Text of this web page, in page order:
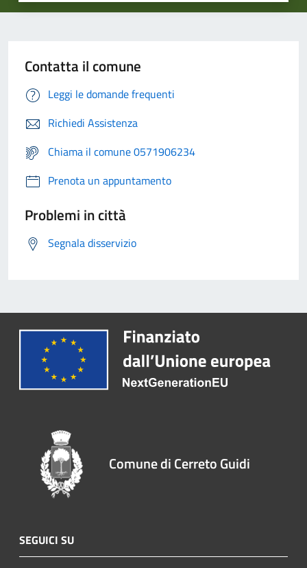
Contatta il comune
Leggi le domande frequenti
Richiedi Assistenza
Chiama il comune 0571906234
Prenota un appuntamento
Problemi in città
Segnala disservizio
Comune di Cerreto Guidi
SEGUICI SU